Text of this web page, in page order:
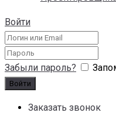
Войти
Забыли пароль?
Заказать звонок